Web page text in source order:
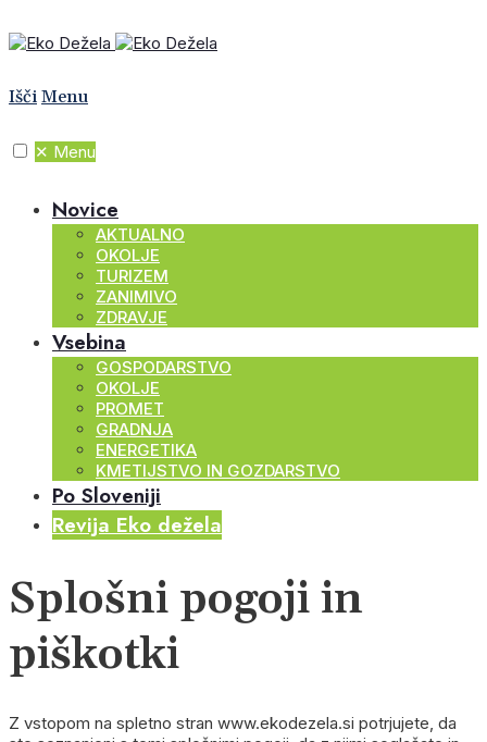
Išči Menu
✕ Menu
Novice
AKTUALNO
OKOLJE
TURIZEM
ZANIMIVO
ZDRAVJE
Vsebina
GOSPODARSTVO
OKOLJE
PROMET
GRADNJA
ENERGETIKA
KMETIJSTVO IN GOZDARSTVO
Po Sloveniji
Revija Eko dežela
Splošni pogoji in
piškotki
Z vstopom na spletno stran www.ekodezela.si potrjujete, da